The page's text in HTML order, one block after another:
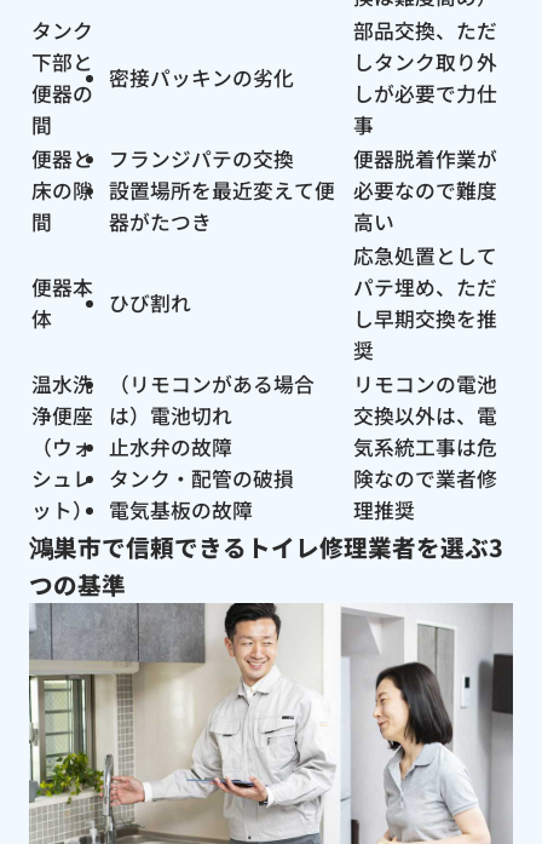
タンク
下部と
便器の
間
密接パッキンの劣化
部品交換、ただ
しタンク取り外
しが必要で力仕
事
便器と
床の隙
間
フランジパテの交換
設置場所を最近変えて便
器がたつき
便器脱着作業が
必要なので難度
高い
便器本
体
ひび割れ
応急処置として
パテ埋め、ただ
し早期交換を推
奨
温水洗
浄便座
（ウォ
シュレ
ット）
（リモコンがある場合
は）電池切れ
止水弁の故障
タンク・配管の破損
電気基板の故障
リモコンの電池
交換以外は、電
気系統工事は危
険なので業者修
理推奨
鴻巣市で信頼できるトイレ修理業者を選ぶ3
つの基準